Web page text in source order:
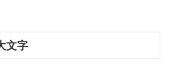
文字